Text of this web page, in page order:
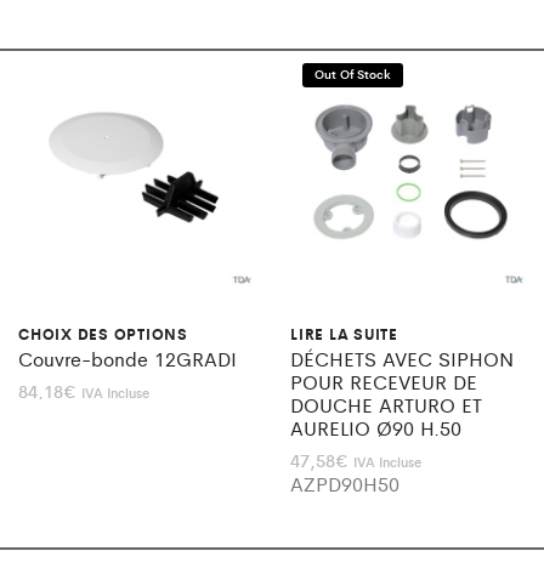
CHOIX DES OPTIONS
Couvre-bonde 12GRADI
84,18€ IVA Incluse
Out Of Stock
LIRE LA SUITE
DÉCHETS AVEC SIPHON
POUR RECEVEUR DE
DOUCHE ARTURO ET
AURELIO Ø90 H.50
47,58€ IVA Incluse
AZPD90H50